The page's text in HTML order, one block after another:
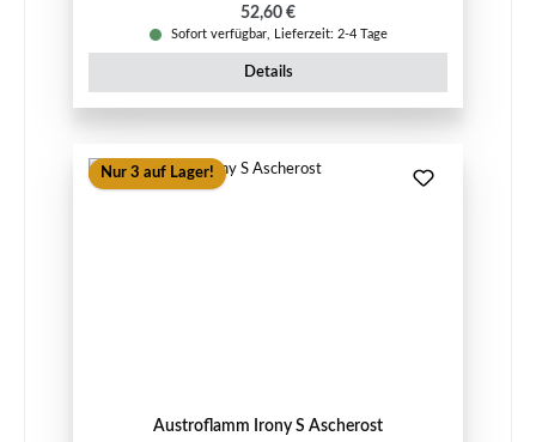
Regulärer Preis:
52,60 €
Sofort verfügbar, Lieferzeit: 2-4 Tage
Details
Nur 3 auf Lager!
Austroflamm Irony S Ascherost